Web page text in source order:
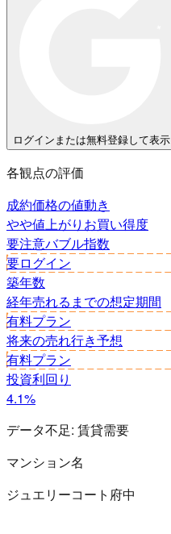
ログインまたは無料登録して表示
各観点の評価
成約価格の値動き
やや値上がり お買い得度
要注意バブル指数
要ログイン
築年数
経年売れるまでの想定期間
有料プラン
将来の売れ行き予想
有料プラン
投資利回り
4.1%
データ不足: 賃貸需要
マンション名
ジュエリーコート府中